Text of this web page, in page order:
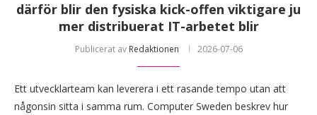
därför blir den fysiska kick-offen viktigare ju
mer distribuerat IT-arbetet blir
Publicerat av Redaktionen 2026-07-06
Ett utvecklarteam kan leverera i ett rasande tempo utan att
någonsin sitta i samma rum. Computer Sweden beskrev hur